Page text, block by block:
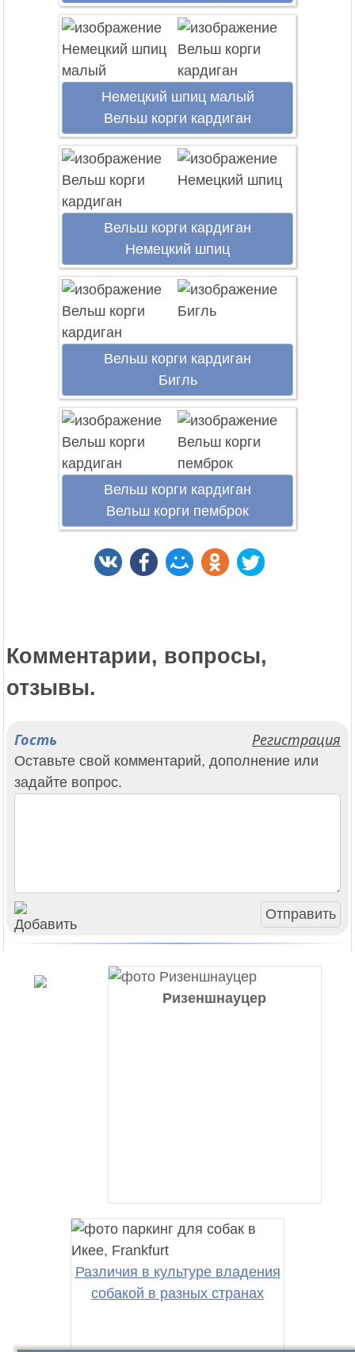
Различия в культуре владения
собакой в разных странах
Немецкий шпиц малый
Вельш корги кардиган
Вельш корги кардиган
Немецкий шпиц
Вельш корги кардиган
Бигль
Вельш корги кардиган
Вельш корги пемброк
Комментарии, вопросы,
отзывы.
Гость Регистрация
Оставьте свой комментарий, дополнение или
задайте вопрос.
Отправить
Ризеншнауцер